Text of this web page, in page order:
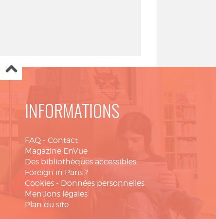
INFORMATIONS
FAQ - Contact
Magazine EnVue
Des bibliothèques accessibles
Foreign in Paris ?
Cookies - Données personnelles
Mentions légales
Plan du site